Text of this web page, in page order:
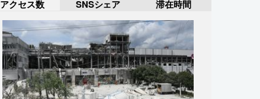
アクセス数 SNSシェア 滞在時間